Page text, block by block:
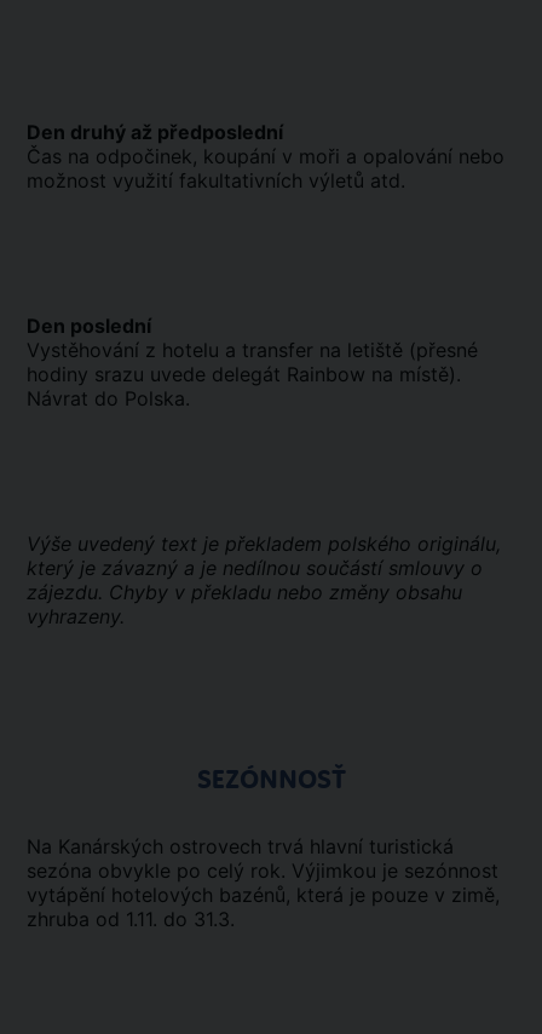
Den druhý až předposlední
Čas na odpočinek, koupání v moři a opalování nebo
možnost využití fakultativních výletů atd.
Den poslední
Vystěhování z hotelu a transfer na letiště (přesné
hodiny srazu uvede delegát Rainbow na místě).
Návrat do Polska.
Výše uvedený text je překladem polského originálu,
který je závazný a je nedílnou součástí smlouvy o
zájezdu. Chyby v překladu nebo změny obsahu
vyhrazeny.
SEZÓNNOSŤ
Na Kanárských ostrovech trvá hlavní turistická
sezóna obvykle po celý rok. Výjimkou je sezónnost
vytápění hotelových bazénů, která je pouze v zimě,
zhruba od 1.11. do 31.3.